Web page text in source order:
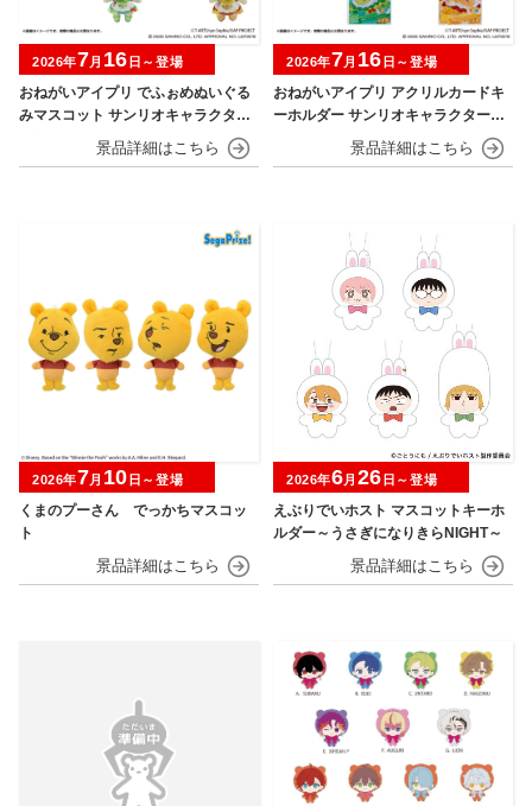
おねがいアイプリ でふぉめぬいぐる
みマスコット サンリオキャラクター
2026年7月 16 日～登場
おねがいアイプリ アクリルカードキ
ーホルダー サンリオキャラクターズ
2026年7月 16 日～登場
くまのプーさん でっかちマスコッ
ト
2026年7月 10 日～登場
えぶりでいホスト マスコットキーホ
ルダー～うさぎになりきらNIGHT～
2026年6月 26 日～登場